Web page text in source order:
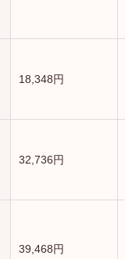
18,348円
32,736円
39,468円